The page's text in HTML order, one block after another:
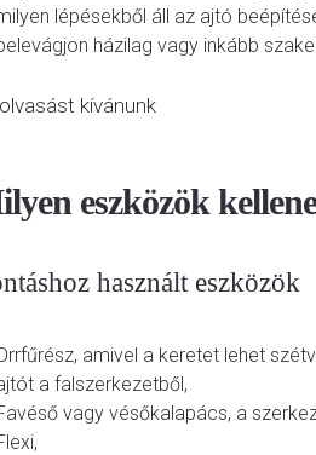
lépésekből áll az ajtó
házilag vagy inkább
kívánunk
eszközök
használt eszközök
amivel a keretet lehet
a falszerkezetből,
vagy vésőkalapács, a